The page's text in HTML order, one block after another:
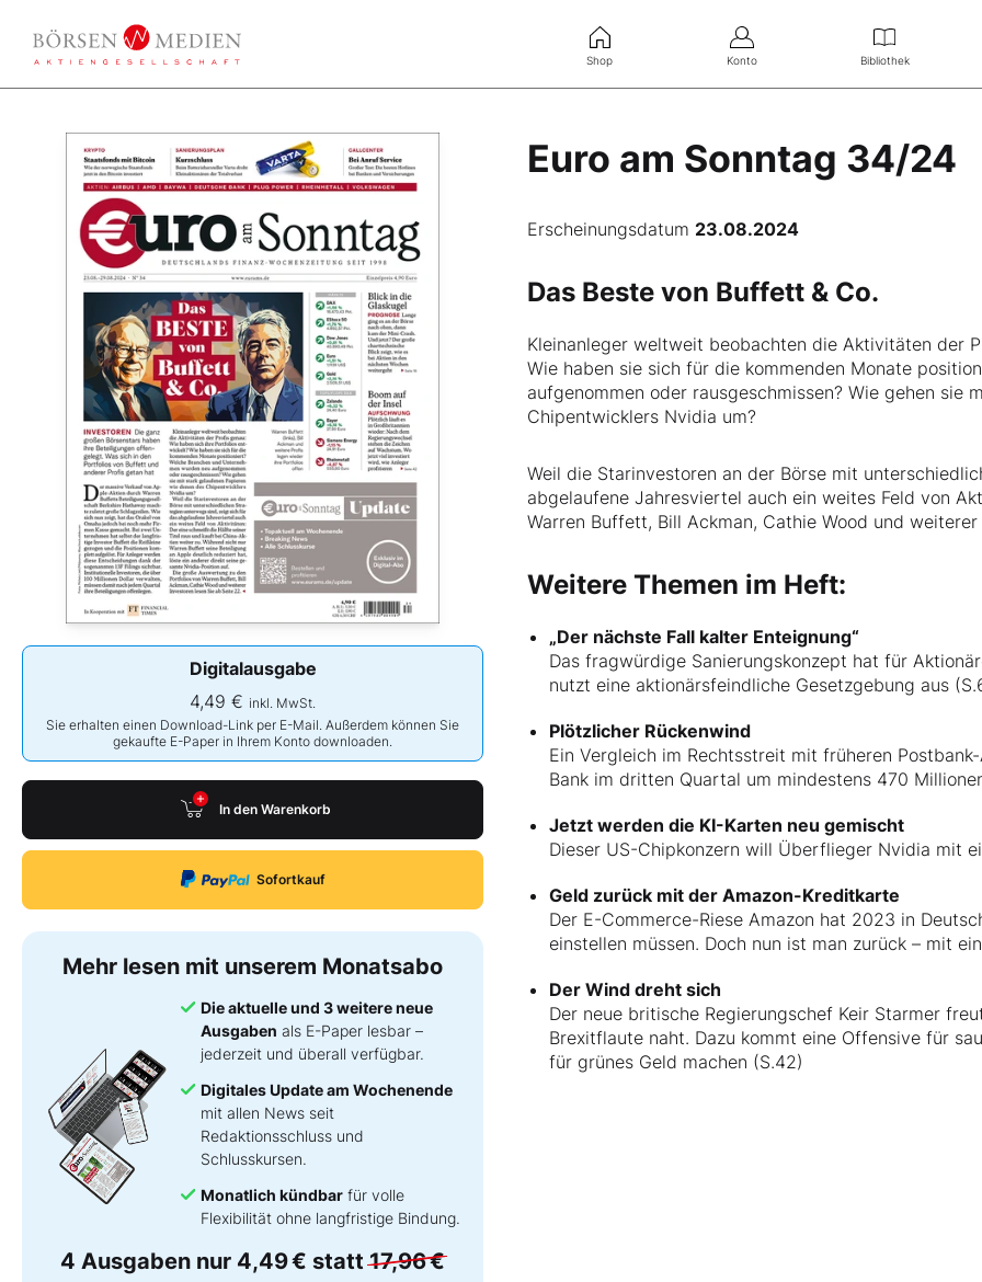
Shop Konto Bibliothek
Euro am Sonntag 34/24
Erscheinungsdatum23.08.2024
Digitalausgabe
4,49 € inkl. MwSt.
Sie erhalten einen Download-Link per E-Mail. Außerdem können Sie
gekaufte E-Paper in Ihrem Konto downloaden.
In den Warenkorb
Sofortkauf
Mehr lesen mit unserem Monatsabo
Die aktuelle und 3 weitere neue
Ausgaben als E-Paper lesbar –
jederzeit und überall verfügbar.
Digitales Update am Wochenende
mit allen News seit
Redaktionsschluss und
Schlusskursen.
Monatlich kündbar für volle
Flexibilität ohne langfristige Bindung.
4 Ausgaben nur 4,49 € statt17,96 €
Das Beste von Buffett & Co.
Kleinanleger weltweit beobachten die Aktivitäten der
Wie haben sie sich für die kommenden Monate
aufgenommen oder rausgeschmissen? Wie gehen sie
Chipentwicklers Nvidia um?
Weil die Starinvestoren an der Börse mit
abgelaufene Jahresviertel auch ein weites Feld von
Warren Buffett, Bill Ackman, Cathie Wood und
Weitere Themen im Heft:
„Der nächste Fall kalter Enteignung“
Das fragwürdige Sanierungskonzept hat für
nutzt eine aktionärsfeindliche Gesetzgebung aus
Plötzlicher Rückenwind
Ein Vergleich im Rechtsstreit mit früheren
Bank im dritten Quartal um mindestens 470
Jetzt werden die KI-Karten neu gemischt
Dieser US-Chipkonzern will Überflieger Nvidia mit
Geld zurück mit der Amazon-Kreditkarte
Der E-Commerce-Riese Amazon hat 2023 in
einstellen müssen. Doch nun ist man zurück – mit
Der Wind dreht sich
Der neue britische Regierungschef Keir Starmer
Brexitflaute naht. Dazu kommt eine Offensive für
für grünes Geld machen (S.42)